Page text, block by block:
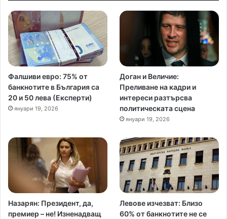
Фалшиви евро: 75% от
банкнотите в България са
20 и 50 лева (Експерти)
януари 19, 2026
Доган и Величие:
Преливане на кадри и
интереси разтърсва
политическата сцена
януари 19, 2026
Назарян: Президент, да,
премиер – не! Изненадващ
Левове изчезват: Близо
60% от банкнотите не се